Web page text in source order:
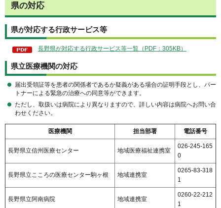
県の対応
県が対応する行政サービス等
長野県が対応する行政サービス等一覧（PDF：305KB）
県立医療機関の対応
届出受領証等を患者の関係者であるか疑義がある場合の証明手段とし、パー
トナーによる緊急の治療への同意等ができます。
ただし、取扱いは病院により異なりますので、詳しい内容は病院へお問い合
わせください。
医療機関 担当部署 電話番号
長野県立信州医療センター 地域医療福祉連携室
026-245-165
0
長野県立こころの医療センター駒ヶ根 地域連携室
0265-83-318
1
長野県立阿南病院 地域連携室
0260-22-212
1